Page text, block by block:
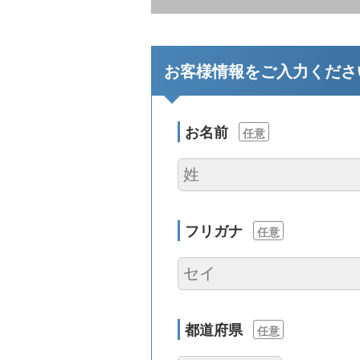
お客様情報をご入力くだ
お名前 任意
フリガナ 任意
都道府県 任意